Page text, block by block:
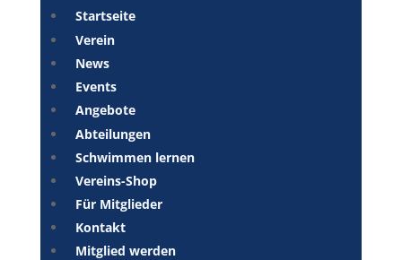
Startseite
Verein
News
Events
Angebote
Abteilungen
Schwimmen lernen
Vereins-Shop
Für Mitglieder
Kontakt
Mitglied werden